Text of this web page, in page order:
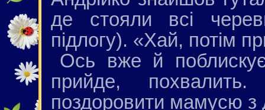
де стояли всі
підлогу). «Хай, потім
Ось вже й
прийде,
поздоровити мамусю